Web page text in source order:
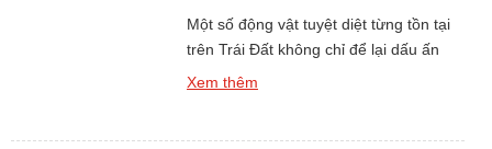
Một số động vật tuyệt diệt từng tồn tại
trên Trái Đất không chỉ để lại dấu ấn
qua hóa thạch hay hình ảnh phục
Xem thêm